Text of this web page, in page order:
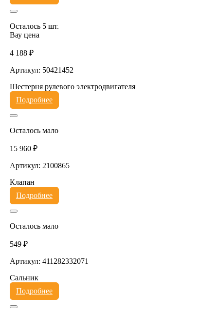
Осталось 5 шт.
Вау цена
4 188 ₽
Артикул: 50421452
Шестерня рулевого электродвигателя
Подробнее
Осталось мало
15 960 ₽
Артикул: 2100865
Клапан
Подробнее
Осталось мало
549 ₽
Артикул: 411282332071
Сальник
Подробнее